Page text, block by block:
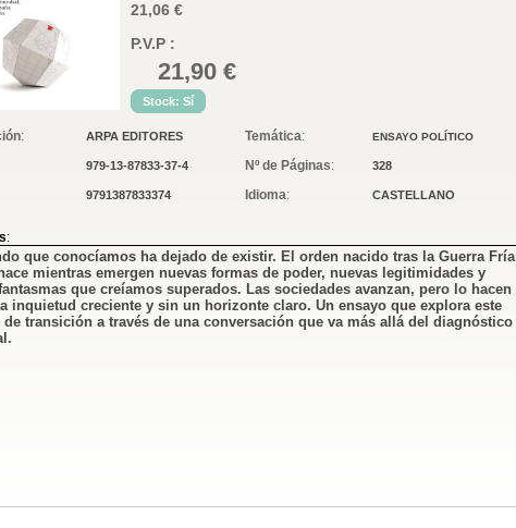
21,06 €
P.V.P :
21,90 €
Stock: Sí
: ARPA EDITORES Temática: ENSAYO POLÍTICO
979-13-87833-37-4 Nº de Páginas: 328
9791387833374 Idioma: CASTELLANO
:
que conocíamos ha dejado de existir. El orden nacido tras la Guerra Fría
mientras emergen nuevas formas de poder, nuevas legitimidades y
que creíamos superados. Las sociedades avanzan, pero lo hacen
inquietud creciente y sin un horizonte claro. Un ensayo que explora este
de transición a través de una conversación que va más allá del diagnóstico